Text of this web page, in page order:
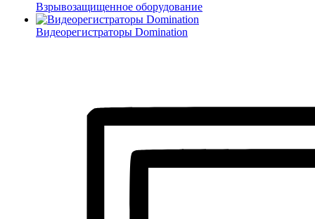
Взрывозащищенное оборудование
Видеорегистраторы Domination